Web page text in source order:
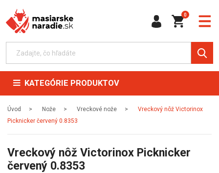
0
KATEGÓRIE PRODUKTOV
Úvod Nože Vreckové nože
Vreckový nôž Victorinox
Picknicker červený 0.8353
Vreckový nôž Victorinox Picknicker
červený 0.8353